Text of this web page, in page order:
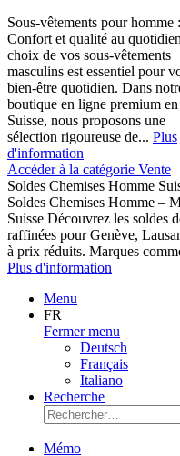
Sous-vêtements pour homme :
Confort et qualité au
choix de vos sous-vêtements
masculins est essentiel pour
bien-être quotidien. Dans
boutique en ligne premium en
Suisse, nous proposons une
sélection rigoureuse de... Plus
d'information
Accéder à la catégorie Vente
Soldes Chemises Homme
Soldes Chemises Homme –
Suisse Découvrez les soldes
raffinées pour Genève,
à prix réduits. Marques
Plus d'information
Menu
FR
Fermer menu
Deutsch
Français
Italiano
Recherche
Mémo